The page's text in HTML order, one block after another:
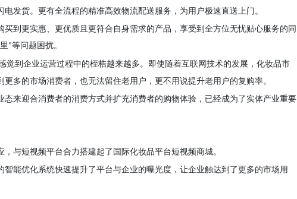
发货。更有全流程的精准高效物流配送服务，为用户极速直送上门。
到更实惠、更优质且更符合自身需求的产品，享受到全方位无忧贴心服务的同
”等问题困扰。
觉到企业运营过程中的桎梏越来越多。即使随着互联网技术的发展， 化妆品市
多的市场消费者，也无法留住老用户，更不用说提升老用户的复购率。
来迎合消费者的消费方式并扩充消费者的购物体验，已经成为了实体产业重要
，与短视频平台合力搭建起了 国际化妆品平台短视频商城。
能优化系统快速提升了平台与企业的曝光度，让企业触达到了更多的市场用